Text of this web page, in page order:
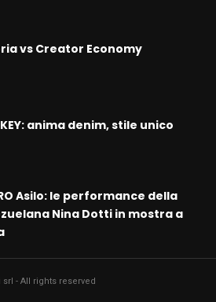
vs Creator Economy
anima denim, stile unico
Asilo: le performance della
Nina Dotti in mostra a
- All rights reserved